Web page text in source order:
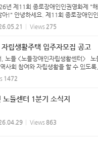
제11회 종로장애인인권영화제 "해
아!" 안녕하세요. 제11회 종로장애인
대합니다 이번 영화제는 장애인의 일
체, 인권운동의 이야기를 담은 작품들
Views 275
립생활주택 입주자모집 공고
, 노들 <노들장애인자립생활센터> 노
사회 참여와 자립생활을 할 수 있도
조와 환경을 변화시키는 활동을 목적
1472
노들센터 1분기 소식지
Views 863